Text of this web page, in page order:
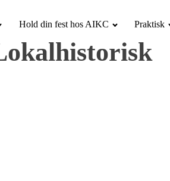
Hold din fest hos AIKC Praktisk